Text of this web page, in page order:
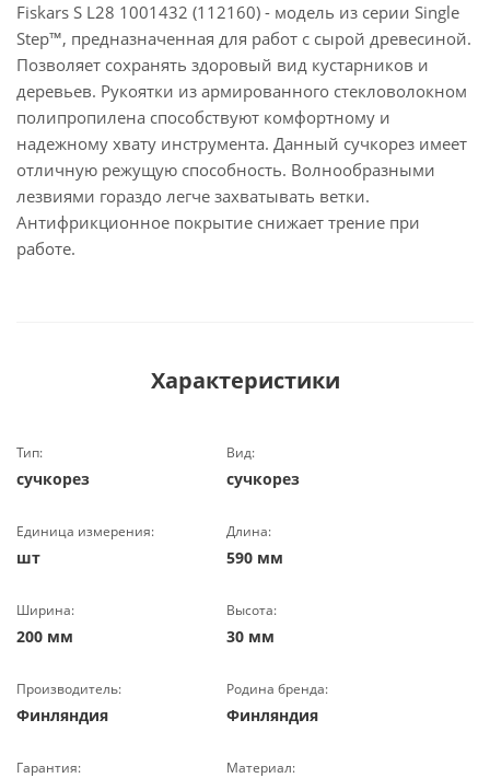
Fiskars S L28 1001432 (112160) - модель из серии Single
Step™, предназначенная для работ с сырой древесиной.
Позволяет сохранять здоровый вид кустарников и
деревьев. Рукоятки из армированного стекловолокном
полипропилена способствуют комфортному и
надежному хвату инструмента. Данный сучкорез имеет
отличную режущую способность. Волнообразными
лезвиями гораздо легче захватывать ветки.
Антифрикционное покрытие снижает трение при
работе.
Характеристики
Тип:
сучкорез
Вид:
сучкорез
Единица измерения:
шт
Длина:
590 мм
Ширина:
200 мм
Высота:
30 мм
Производитель:
Финляндия
Родина бренда:
Финляндия
Гарантия: Материал: